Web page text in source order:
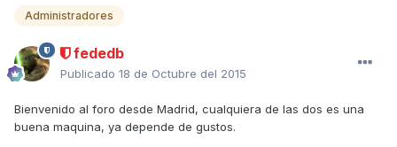
Administradores
fededb
Publicado 18 de Octubre del 2015
Bienvenido al foro desde Madrid, cualquiera de las dos es una
buena maquina, ya depende de gustos.